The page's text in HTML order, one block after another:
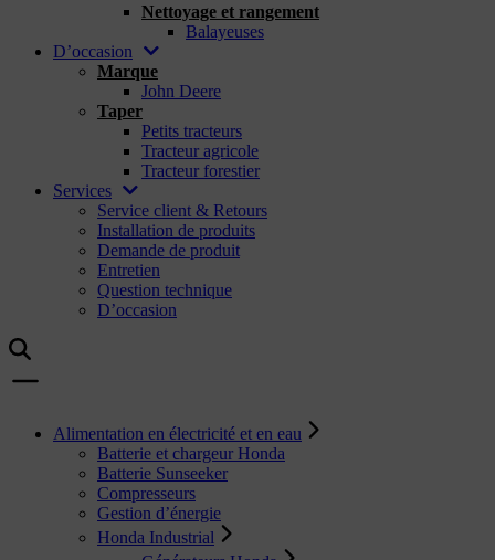
Nettoyage et rangement
Balayeuses
D’occasion
Marque
John Deere
Taper
Petits tracteurs
Tracteur agricole
Tracteur forestier
Services
Service client & Retours
Installation de produits
Demande de produit
Entretien
Question technique
D’occasion
Alimentation en électricité et en eau
Batterie et chargeur Honda
Batterie Sunseeker
Compresseurs
Gestion d’énergie
Honda Industrial